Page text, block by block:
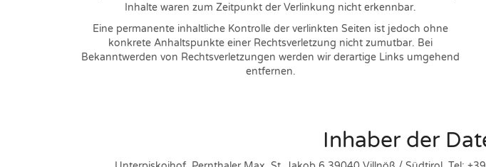
Inhalte waren zum Zeitpunkt der Verlinkung nicht erkennbar.
Eine permanente inhaltliche Kontrolle der verlinkten Seiten ist jedoch ohne
konkrete Anhaltspunkte einer Rechtsverletzung nicht zumutbar. Bei
Bekanntwerden von Rechtsverletzungen werden wir derartige Links umgehend
entfernen.
Inhaber der